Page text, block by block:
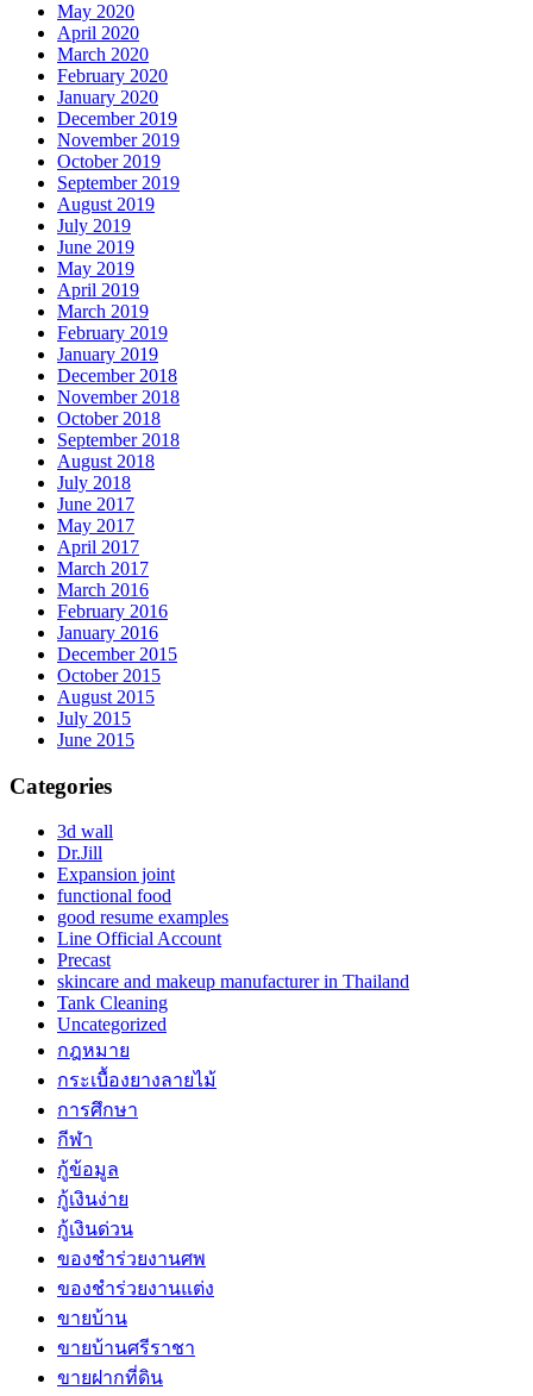
May 2020
April 2020
March 2020
February 2020
January 2020
December 2019
November 2019
October 2019
September 2019
August 2019
July 2019
June 2019
May 2019
April 2019
March 2019
February 2019
January 2019
December 2018
November 2018
October 2018
September 2018
August 2018
July 2018
June 2017
May 2017
April 2017
March 2017
March 2016
February 2016
January 2016
December 2015
October 2015
August 2015
July 2015
June 2015
Categories
3d wall
Dr.Jill
Expansion joint
functional food
good resume examples
Line Official Account
Precast
skincare and makeup manufacturer in Thailand
Tank Cleaning
Uncategorized
กฎหมาย
กระเบื้องยางลายไม้
การศึกษา
กีฬา
กู้ข้อมูล
กู้เงินง่าย
กู้เงินด่วน
ของชำร่วยงานศพ
ของชำร่วยงานแต่ง
ขายบ้าน
ขายบ้านศรีราชา
ขายฝากที่ดิน